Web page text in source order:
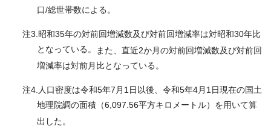
口/総世帯数による。
注3.昭和35年の対前回増減数及び対前回増減率は対昭和30年比
となっている。 また、直近2か月の対前回増減数及び対前回
増減率は対前月比となっている。
注4.人口密度は令和5年7 月1日以後、令和5年4月1日現在の国土
地理院調の面積（6,097.56平方キロメートル）を用いて算
出した。